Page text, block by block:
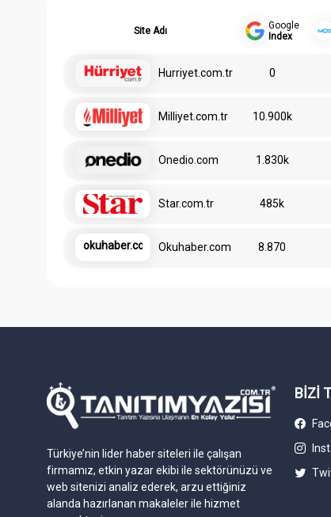
Site Adı
Google
Index
Hurriyet.com.tr 0
Milliyet.com.tr 10.900k
Onedio.com 1.830k
Star.com.tr 485k
okuhaber.com Okuhaber.com 8.870
Türkiye’nin lider haber siteleri ile çalışan
firmamız, etkin yazar ekibi ile sektörünüzü ve
web sitenizi analiz ederek, arzu ettiğiniz
alanda hazırlanan makaleler ile hizmet
BİZİ